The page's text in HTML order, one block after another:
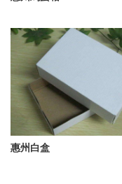
惠州白盒